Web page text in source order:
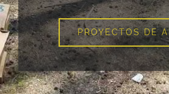
PROYECTOS DE